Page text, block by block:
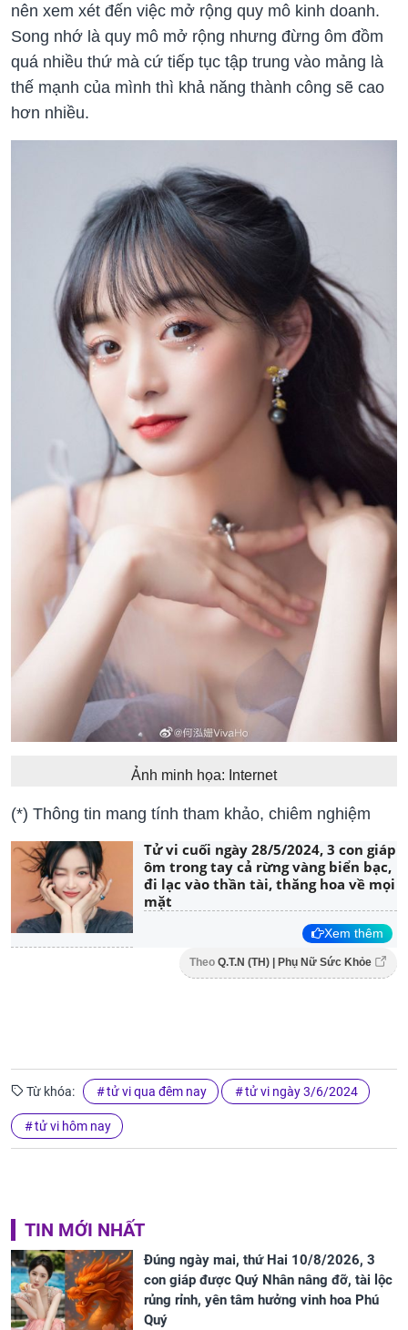
nên xem xét đến việc mở rộng quy mô kinh doanh.
Song nhớ là quy mô mở rộng nhưng đừng ôm đồm
quá nhiều thứ mà cứ tiếp tục tập trung vào mảng là
thế mạnh của mình thì khả năng thành công sẽ cao
hơn nhiều.
Ảnh minh họa: Internet
(*) Thông tin mang tính tham khảo, chiêm nghiệm
Tử vi cuối ngày 28/5/2024, 3 con giáp
ôm trong tay cả rừng vàng biển bạc,
đi lạc vào thần tài, thăng hoa về mọi
mặt
Xem thêm
Theo Q.T.N (TH) | Phụ Nữ Sức Khỏe
Từ khóa: tử vi qua đêm nay tử vi ngày 3/6/2024
tử vi hôm nay
TIN MỚI NHẤT
Đúng ngày mai, thứ Hai 10/8/2026, 3
con giáp được Quý Nhân nâng đỡ, tài lộc
rủng rỉnh, yên tâm hưởng vinh hoa Phú
Quý